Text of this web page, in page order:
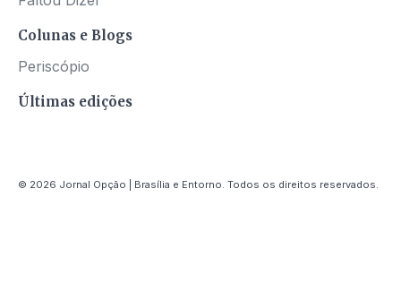
Colunas e Blogs
Periscópio
Últimas edições
© 2026 Jornal Opção | Brasília e Entorno. Todos os direitos reservados.